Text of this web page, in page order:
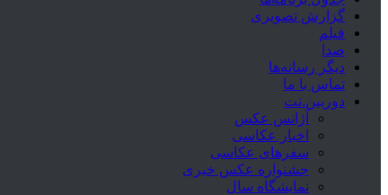
گزارش تصویری
فیلم
صدا
دیگر رسانه‌ها
تماس با ما
دوربین.نت
آژانس عکس
اخبار عکاسی
سفرهای عکاسی
جشنواره عکس خبری
نمایشگاه سال